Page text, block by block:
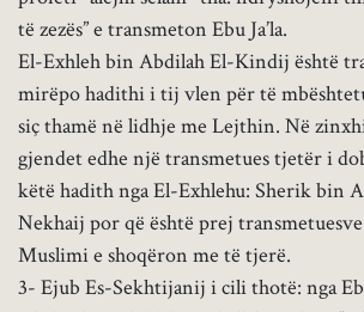
të zezës” e transmeton Ebu Ja’la.
El-Exhleh bin Abdilah El-Kindij është
mirëpo hadithi i tij vlen për të
siç thamë në lidhje me Lejthin. Në
gjendet edhe një transmetues tjetër i
këtë hadith nga El-Exhlehu: Sherik bin
Nekhaij por që është prej
Muslimi e shoqëron me të tjerë.
3- Ejub Es-Sekhtijanij i cili thotë: nga